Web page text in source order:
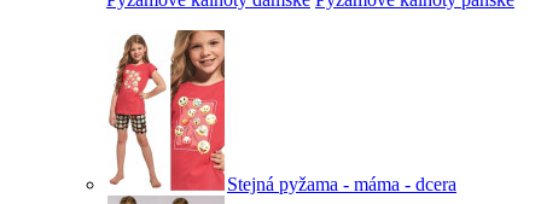
Stejná pyžama - máma - dcera